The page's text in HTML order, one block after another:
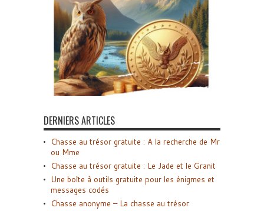
DERNIERS ARTICLES
Chasse au trésor gratuite : A la recherche de Mr
ou Mme
Chasse au trésor gratuite : Le Jade et le Granit
Une boîte à outils gratuite pour les énigmes et
messages codés
Chasse anonyme – La chasse au trésor